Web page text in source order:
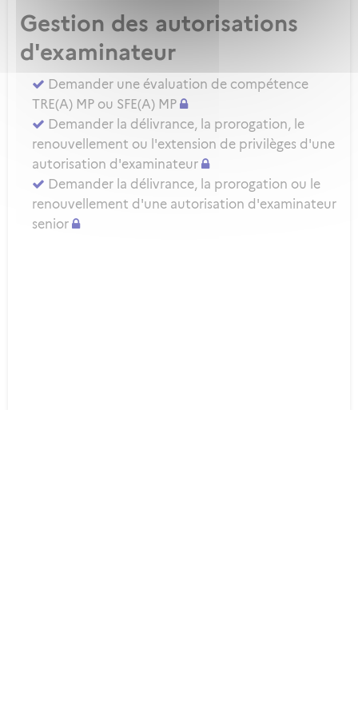
Gestion des autorisations
d'examinateur
Demander une évaluation de compétence
TRE(A) MP ou SFE(A) MP
Demander la délivrance, la prorogation, le
renouvellement ou l'extension de privilèges d'une
autorisation d'examinateur
Demander la délivrance, la prorogation ou le
renouvellement d'une autorisation d'examinateur
senior